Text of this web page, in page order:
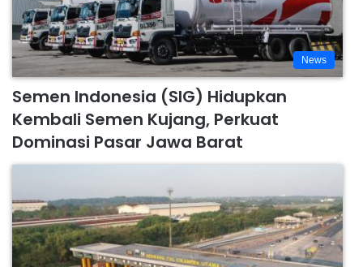
News
Semen Indonesia (SIG) Hidupkan
Kembali Semen Kujang, Perkuat
Dominasi Pasar Jawa Barat